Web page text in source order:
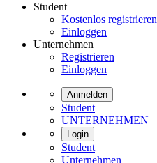
Student
Kostenlos registrieren
Einloggen
Unternehmen
Registrieren
Einloggen
Anmelden
Student
UNTERNEHMEN
Login
Student
Unternehmen